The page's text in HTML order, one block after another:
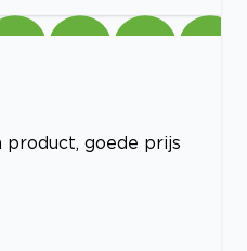
goede prijs